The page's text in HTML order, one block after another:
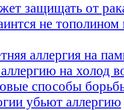
защищать от
не
аллергия на
на холод
способы
убьют аллергию